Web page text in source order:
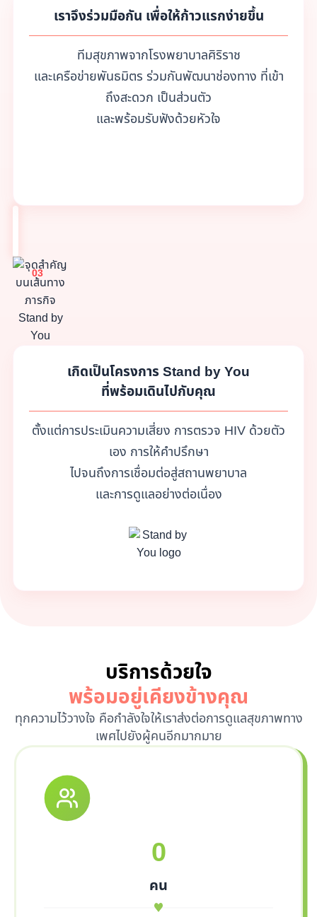
เราจึงร่วมมือกัน เพื่อให้ก้าวแรกง่ายขึ้น
ทีมสุขภาพจากโรงพยาบาลศิริราช
และเครือข่ายพันธมิตร ร่วมกันพัฒนาช่องทาง ที่เข้า
ถึงสะดวก เป็นส่วนตัว
และพร้อมรับฟังด้วยหัวใจ
03
เกิดเป็นโครงการ Stand by You
ที่พร้อมเดินไปกับคุณ
ตั้งแต่การประเมินความเสี่ยง การตรวจ HIV ด้วยตัว
เอง การให้คำปรึกษา
ไปจนถึงการเชื่อมต่อสู่สถานพยาบาล
และการดูแลอย่างต่อเนื่อง
บริการด้วยใจ
พร้อมอยู่เคียงข้างคุณ
ทุกความไว้วางใจ คือกำลังใจให้เราส่งต่อการดูแลสุขภาพทาง
เพศไปยังผู้คนอีกมากมาย
0
คน